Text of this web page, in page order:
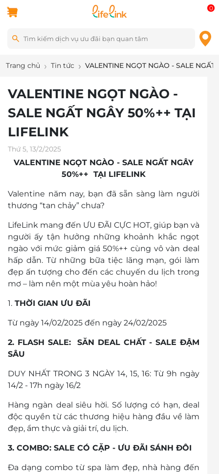
0
Trang chủ Tin tức VALENTINE NGỌT NGÀO - SALE NGẤT
VALENTINE NGỌT NGÀO -
SALE NGẤT NGÂY 50%++ TẠI
LIFELINK
Thứ 5, 13/2/2025
VALENTINE NGỌT NGÀO - SALE NGẤT NGÂY
50%++ TẠI LIFELINK
Valentine năm nay, bạn đã sẵn sàng làm người
thương “tan chảy” chưa?
LifeLink mang đến ƯU ĐÃI CỰC HOT, giúp bạn và
người ấy tận hưởng những khoảnh khắc ngọt
ngào với mức giảm giá 50%++ cùng vô vàn deal
hấp dẫn. Từ những bữa tiệc lãng mạn, gói làm
đẹp ấn tượng cho đến các chuyến du lịch trong
mơ – làm nên một mùa yêu hoàn hảo!
1. THỜI GIAN ƯU ĐÃI
Từ ngày 14/02/2025 đến ngày 24/02/2025
2. FLASH SALE: SĂN DEAL CHẤT - SALE ĐẬM
SÂU
DUY NHẤT TRONG 3 NGÀY 14, 15, 16: Từ 9h ngày
14/2 - 17h ngày 16/2
Hàng ngàn deal siêu hời. Số lượng có hạn, deal
độc quyền từ các thương hiệu hàng đầu về làm
đẹp, ẩm thực và giải trí, du lịch.
3. COMBO: SALE CÓ CẶP - ƯU ĐÃI SÁNH ĐÔI
Đa dạng combo từ spa làm đẹp, nhà hàng đến